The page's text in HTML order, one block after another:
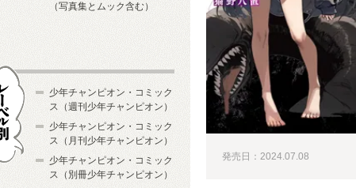
発売日：2024.07.08
（写真集とムック含む）
少年チャンピオン・コミック
ス（週刊少年チャンピオン）
少年チャンピオン・コミック
ス（月刊少年チャンピオン）
少年チャンピオン・コミック
ス（別冊少年チャンピオン）